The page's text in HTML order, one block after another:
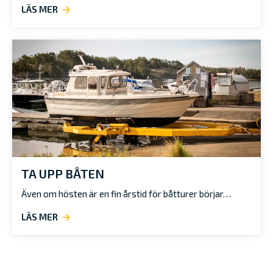
LÄS MER
TA UPP BÅTEN
Även om hösten är en fin årstid för båtturer börjar…
LÄS MER